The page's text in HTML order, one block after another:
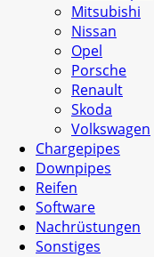
Mitsubishi
Nissan
Opel
Porsche
Renault
Skoda
Volkswagen
Chargepipes
Downpipes
Reifen
Software
Nachrüstungen
Sonstiges